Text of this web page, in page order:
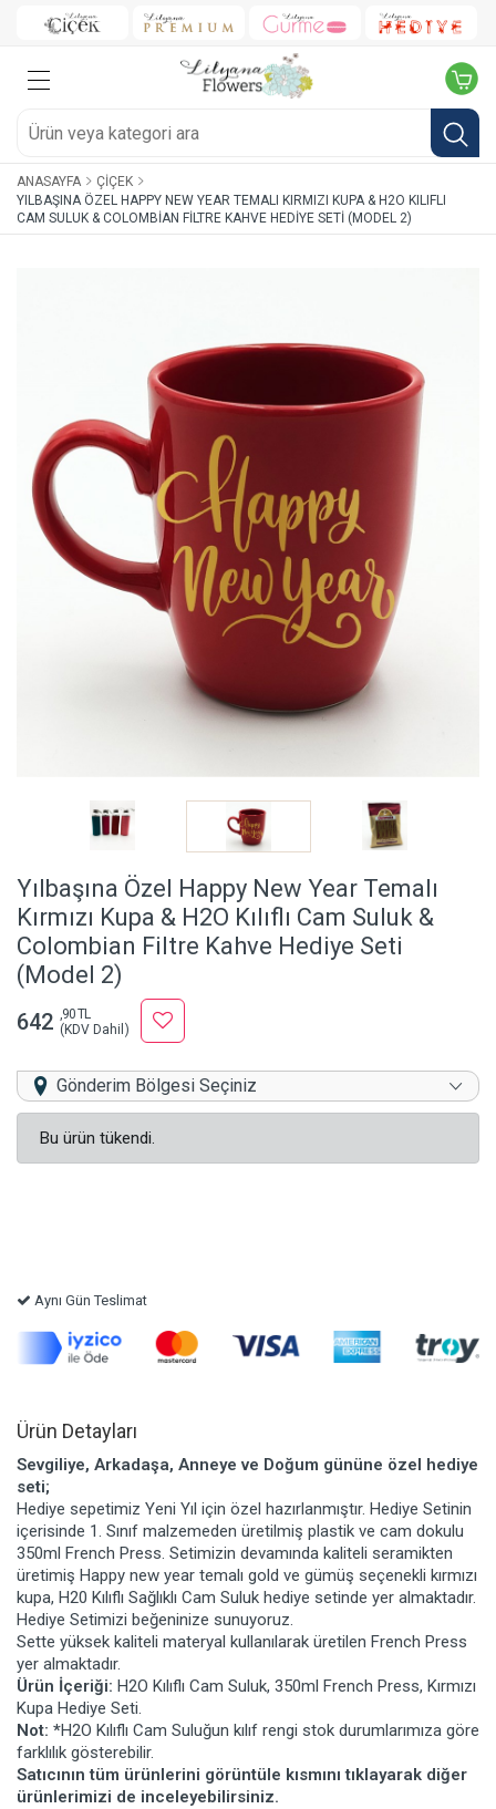
ANASAYFA
ÇIÇEK
YILBAŞINA ÖZEL HAPPY NEW YEAR TEMALI KIRMIZI KUPA & H2O KILIFLI
CAM SULUK & COLOMBIAN FILTRE KAHVE HEDIYE SETI (MODEL 2)
Yılbaşına Özel Happy New Year Temalı
Kırmızı Kupa & H2O Kılıflı Cam Suluk &
Colombian Filtre Kahve Hediye Seti
(Model 2)
642 ,90 TL
(KDV Dahil)
Gönderim Bölgesi Seçiniz
Bu ürün tükendi.
Aynı Gün Teslimat
Ürün Detayları
Sevgiliye, Arkadaşa, Anneye ve Doğum gününe özel hediye
seti;
Hediye sepetimiz Yeni Yıl için özel hazırlanmıştır. Hediye Setinin
içerisinde 1. Sınıf malzemeden üretilmiş plastik ve cam dokulu
350ml French Press. Setimizin devamında kaliteli seramikten
üretimiş Happy new year temalı gold ve gümüş seçenekli kırmızı
kupa, H20 Kılıflı Sağlıklı Cam Suluk hediye setinde yer almaktadır.
Hediye Setimizi beğeninize sunuyoruz.
Sette yüksek kaliteli materyal kullanılarak üretilen French Press
yer almaktadır.
Ürün İçeriği: H2O Kılıflı Cam Suluk, 350ml French Press, Kırmızı
Kupa Hediye Seti.
Not: *H2O Kılıflı Cam Suluğun kılıf rengi stok durumlarımıza göre
farklılık gösterebilir.
Satıcının tüm ürünlerini görüntüle kısmını tıklayarak diğer
ürünlerimizi de inceleyebilirsiniz.